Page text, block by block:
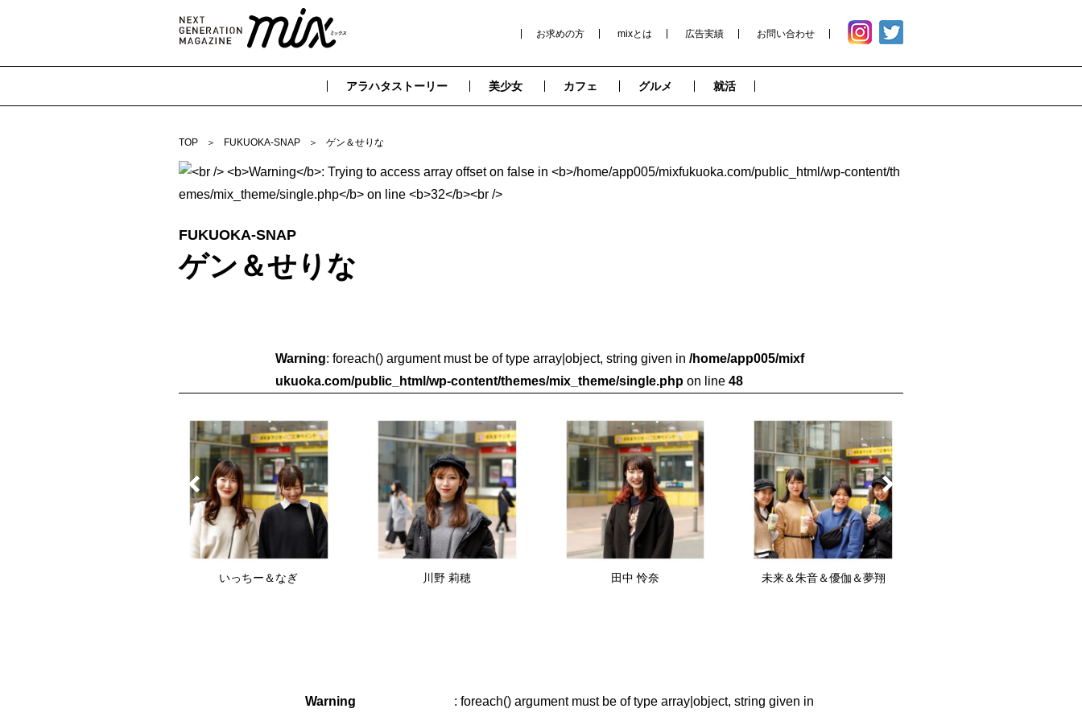
お求めの方 mixとは 広告実績 お問い合わせ
アラハタストーリー 美少女 カフェ グルメ 就活
TOP FUKUOKA-SNAP ゲン＆せりな
FUKUOKA-SNAP
ゲン＆せりな
Warning: foreach() argument must be of type array|object, string given in /home/app005/mixf
ukuoka.com/public_html/wp-content/themes/mix_theme/single.php on line 48
いっちー＆なぎ 川野 莉穂 田中 怜奈 未来＆朱音＆優伽＆夢翔
Warning : foreach() argument must be of type array|object, string given in